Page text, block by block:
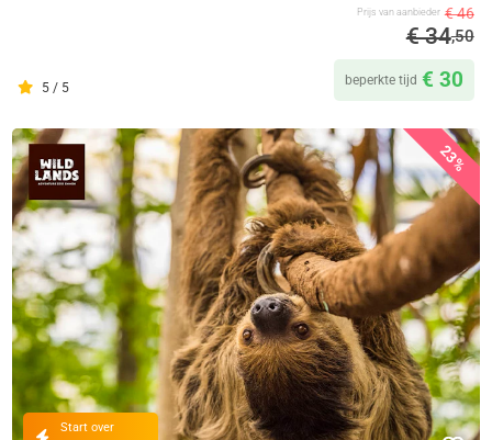
5 / 5
Prijs van aanbieder € 46
€ 34,50
beperkte tijd € 30
23%
Start over